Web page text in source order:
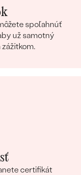
spoľahnúť
už samotný
certifikát